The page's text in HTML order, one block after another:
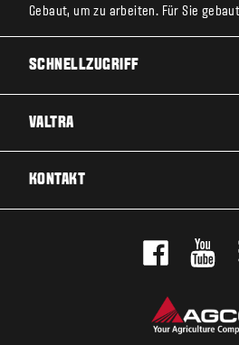
Gebaut, um zu arbeiten. Für Sie
SCHNELLZUGRIFF
SERVICE & REPARATUR
VALTRA
KONTAKT
PROBEFAHRT MACHEN